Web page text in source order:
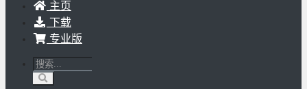
主页
下载
专业版